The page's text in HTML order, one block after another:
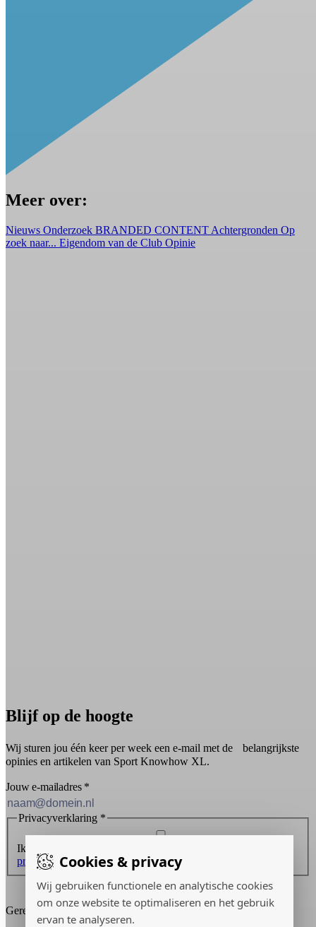
Cookies & privacy
Wij gebruiken functionele en analytische cookies
om onze website te optimaliseren en het gebruik
ervan te analyseren.
Meer over:
Nieuws Onderzoek BRANDED CONTENT Achtergronden Op
zoek naar... Eigendom van de Club Opinie
Blijf op de hoogte
Wij sturen jou één keer per week een e-mail met de belangrijkste
opinies en artikelen van Sport Knowhow XL.
Jouw e-mailadres *
Privacyverklaring *
Ik ontvang graag de nieuwsbrief en ga akkoord met de
privacyverklaring.
Inschrijven
Gerealiseerd door: